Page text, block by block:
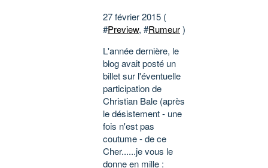
27 février 2015 (
#Preview, #Rumeur)
L'année dernière, le
blog avait posté un
billet sur l'éventuelle
participation de
Christian Bale (après
le désistement - une
fois n'est pas
coutume - de ce
Cher......je vous le
donne en mille :